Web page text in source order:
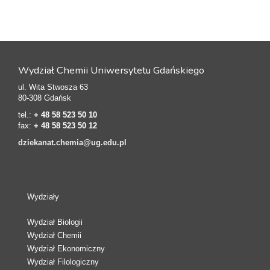
Wydział Chemii Uniwersytetu Gdańskiego
ul. Wita Stwosza 63
80-308 Gdańsk
tel.: + 48 58 523 50 10
fax: + 48 58 523 50 12
dziekanat.chemia@ug.edu.pl
Wydziały
Wydział Biologii
Wydział Chemii
Wydział Ekonomiczny
Wydział Filologiczny